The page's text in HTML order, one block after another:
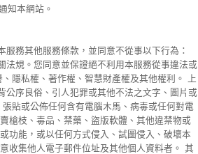
知本網站。
務其他服務條款，並同意不從事以下行為：
法規。您同意並保證絕不利用本服務從事違法或
隱私權、著作權、智慧財產權及其他權利。 上
公序良俗、引人犯罪或其他不法之文字、圖片或
貼或公佈任何含有電腦木馬、病毒或任何對電
槍枝、毒品、禁藥、盜版軟體、其他違禁物或
功能，或以任何方式侵入、試圖侵入、破壞本
收集他人電子郵件位址及其他個人資料者。 其